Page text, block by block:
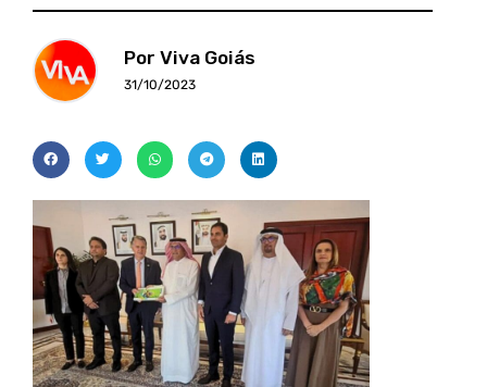
Por Viva Goiás
31/10/2023